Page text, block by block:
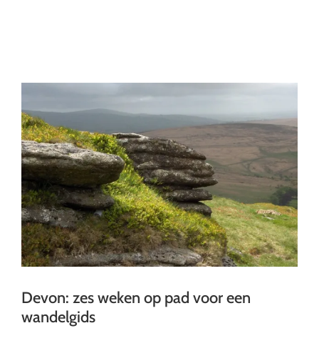
Devon: zes weken op pad voor een
wandelgids